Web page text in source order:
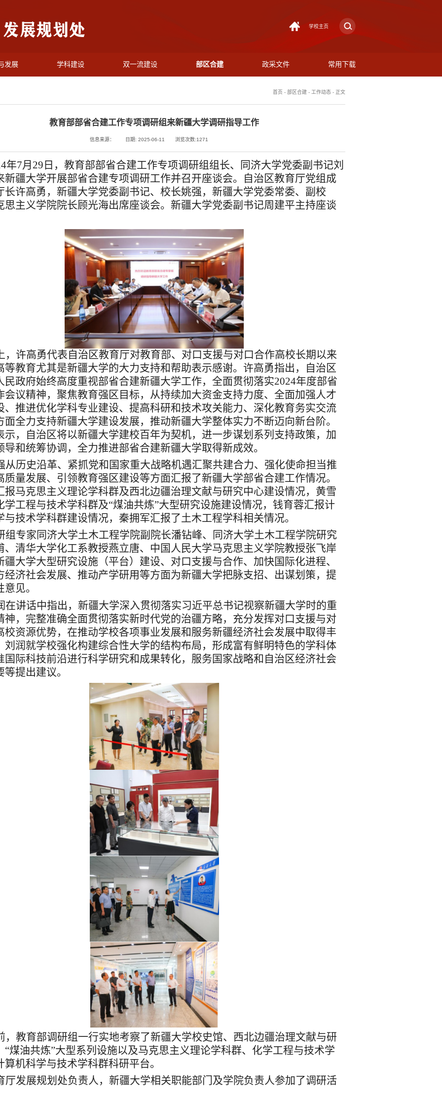
学校主页
发展 学科建设 双一流建设 部区合建 政采文件 常用下载
首页 - 部区合建- 工作动态- 正文
教育部部省合建工作专项调研组来新疆大学调研指导工作
信息来源： 日期: 2025-06-11 浏览次数:1271
年7月 29 日，教育部部省合建工作专项调研组组长、同济大学党委副书记刘
新疆大学开展部省合建专项调研工作并召开座谈会。自治区教育厅党组成
长许高勇 ，新疆大学党委副书记、校长姚强，新疆大学党委常委、副校
思主义学院院长顾光海出席座谈会。新疆大学党委副书记周建平主持座谈
许高勇代表自治区教育厅对教育部、 对口支援与对口合作高校长期以来
等教育尤其是新疆大学的大力支持和帮助表示感谢。 许高勇指出，自治区
民政府始终高度重视部省合建新疆大学工作， 全面贯彻落实2024年度部省
会议精神，聚焦教育强区目标，从持续加大资金支持力度、全面加强人才
、推进优化学科专业建设、提高科研和技术攻关能力、深化教育务实交流
面全力支持新疆大学建设发展，推动新疆大学整体实力不断迈向新台阶。
示，
自治区将以新疆大学建校百年为契机，进一步谋划系列支持政策，加
导和统筹协调，全力推进部省合建新疆大学取得新成效。
从历史沿革、 紧抓党和国家重大战略机遇汇聚共建合力、强化使命担当推
质量发展、 引领教育强区建设等方面汇报了新疆大学部省合建工作情况。
报马克思主义理论学科群及西北边疆治理文献与研究中心建设情况，黄雪
学工程与技术学科群及“煤油共炼”大型研究设施建设情况， 钱育蓉汇报计
与技术学科群建设情况， 秦拥军汇报了土木工程学科相关情况。
组 专家同济大学土木工程学院副院长潘钻峰、同济大学土木工程学院研究
、清华大学化工系教授燕立唐、中国人民大学马克思主义学院教授张飞岸
疆大学大型研究设施（平台）建设、对口支援与合作、加快国际化进程、
济社会发展、 推动产学研用等方面为新疆大学把脉支招、出谋划策，提
见。
在讲话中指出，新疆大学深入贯彻落实习近平总书记视察新疆大学时的重
， 完整准确全面贯彻落实新时代党的治疆方略，充分发挥对口支援与对
校资源优势，在推动学校各项事业发展和服务新疆经济社会发展中取得丰
刘润就学校强化构建综合性大学的结构布局， 形成富有鲜明特色的学科体
国际科技前沿进行科学研究和成果转化， 服务国家战略和 自治区经济社会
等提出建议。
，教育部调研组一行实地考察了新疆大学校史馆、西北边疆治理文献与研
“煤油共炼”大型系列设施以及马克思主义理论学科群、 化学工程与技术学
算机科学与技术学科群科研平台。
厅发展规划处负责人，新疆大学相关职能部门及学院负责人参加了调研活